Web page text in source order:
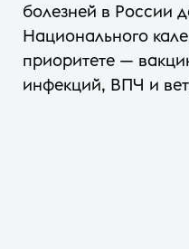
болезней в России
Национального
приоритете —
инфекций, ВПЧ и